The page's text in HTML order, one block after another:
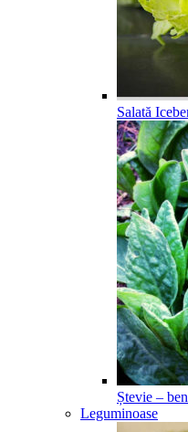
Salată
Ștevie –
Leguminoase